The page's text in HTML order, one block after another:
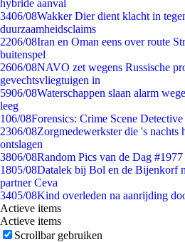
hybride aanval
3406/08Wakker Dier dient klacht in
duurzaamheidsclaims
2206/08Iran en Oman eens over route
buitenspel
2606/08NAVO zet wegens Russische
gevechtsvliegtuigen in
5906/08Waterschappen slaan alarm
leeg
106/08Forensics: Crime Scene Detective
2306/08Zorgmedewerkster die 's nachts
ontslagen
3806/08Random Pics van de Dag #1977
1805/08Datalek bij Bol en de Bijenkorf
partner Ceva
3405/08Kind overleden na aanrijding
Actieve items
Actieve items
Scrollbar gebruiken